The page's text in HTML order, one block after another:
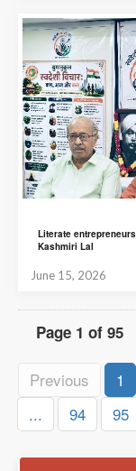
Literate
Kashmiri Lal
June 15, 2026
Page 1 of 95
Previous 1
...
94 95